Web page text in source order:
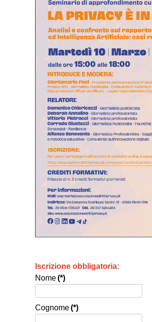
Iscrizione obbligatoria:
Nome(*)
Cognome(*)